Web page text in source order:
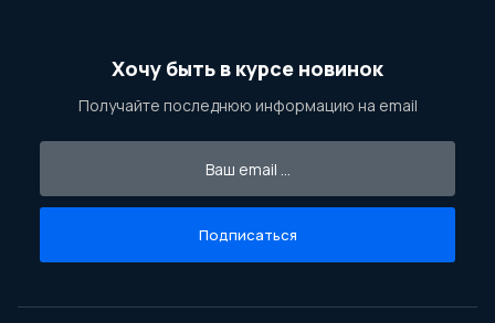
Хочу быть в курсе новинок
Получайте последнюю информацию на email
Подписаться